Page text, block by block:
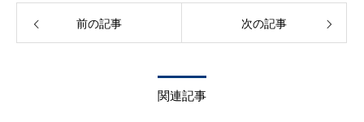
前の記事 次の記事
関連記事